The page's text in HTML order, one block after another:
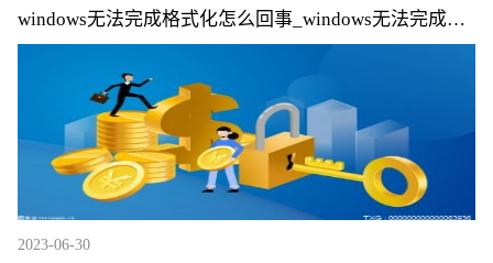
windows无法完成格式化怎么回事_windows无法完成格
式化的原因|每日快播
2023-06-30